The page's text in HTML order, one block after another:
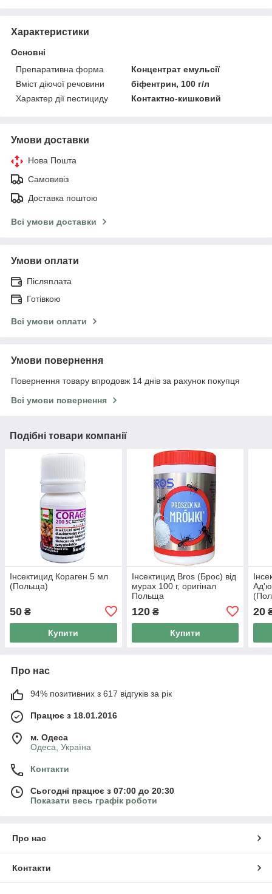
Характеристики
Основні
Препаративна форма
Концентрат емульсії
Вміст діючої речовини
біфентрин, 100 г/л
Характер дії пестициду
Контактно-кишковий
Умови доставки
Нова Пошта
Самовивіз
Доставка поштою
Всі умови доставки
Умови оплати
Післяплата
Готівкою
Всі умови оплати
Умови повернення
Повернення товару впродовж 14 днів за рахунок покупця
Всі умови повернення
Подібні товари компанії
Інсектицид Кораген 5 мл
(Польща)
50 ₴
Купити
Інсектицид Bros (Брос) від
мурах 100 г, оригінал
Польща
120₴
Купити
20
Про нас
94% позитивних з 617 відгуків за рік
Працює з 18.01.2016
м. Одеса
Одеса, Україна
Контакти
Сьогодні працює з 07:00 до 20:30
Показати весь графік роботи
Про нас
Контакти